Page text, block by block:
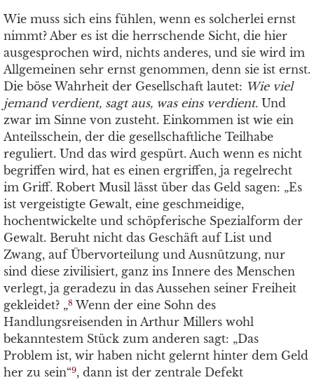
Wie muss sich eins fühlen, wenn es solcherlei ernst
nimmt? Aber es ist die herrschende Sicht, die hier
ausgesprochen wird, nichts anderes, und sie wird im
Allgemeinen sehr ernst genommen, denn sie ist ernst.
Die böse Wahrheit der Gesellschaft lautet: Wie viel
jemand verdient, sagt aus, was eins verdient. Und
zwar im Sinne von zusteht. Einkommen ist wie ein
Anteilsschein, der die gesellschaftliche Teilhabe
reguliert. Und das wird gespürt. Auch wenn es nicht
begriffen wird, hat es einen ergriffen, ja regelrecht
im Griff. Robert Musil lässt über das Geld sagen: „Es
ist vergeistigte Gewalt, eine geschmeidige,
hochentwickelte und schöpferische Spezialform der
Gewalt. Beruht nicht das Geschäft auf List und
Zwang, auf Übervorteilung und Ausnützung, nur
sind diese zivilisiert, ganz ins Innere des Menschen
verlegt, ja geradezu in das Aussehen seiner Freiheit
gekleidet? „8 Wenn der eine Sohn des
Handlungsreisenden in Arthur Millers wohl
bekanntestem Stück zum anderen sagt: „Das
Problem ist, wir haben nicht gelernt hinter dem Geld
her zu sein“9, dann ist der zentrale Defekt